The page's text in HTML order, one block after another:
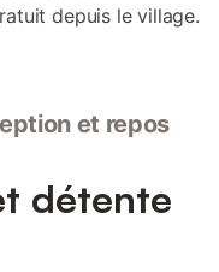
depuis le village.
et repos
détente